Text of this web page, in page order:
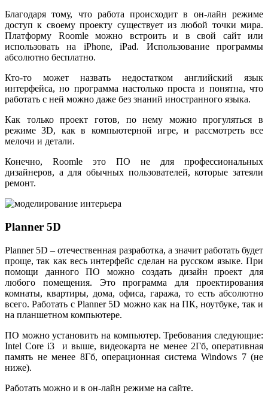
Благодаря тому, что работа происходит в он-лайн режиме
доступ к своему проекту существует из любой точки мира.
Платформу Roomle можно встроить и в свой сайт или
использовать на iPhone, iPad. Использование программы
абсолютно бесплатно.
Кто-то может назвать недостатком английский язык
интерфейса, но программа настолько проста и понятна, что
работать с ней можно даже без знаний иностранного языка.
Как только проект готов, по нему можно прогуляться в
режиме 3D, как в компьютерной игре, и рассмотреть все
мелочи и детали.
Конечно, Roomle это ПО не для профессиональных
дизайнеров, а для обычных пользователей, которые затеяли
ремонт.
Planner 5D
Planner 5D – отечественная разработка, а значит работать будет
проще, так как весь интерфейс сделан на русском языке. При
помощи данного ПО можно создать дизайн проект для
любого помещения. Это программа для проектирования
комнаты, квартиры, дома, офиса, гаража, то есть абсолютно
всего. Работать с Planner 5D можно как на ПК, ноутбуке, так и
на планшетном компьютере.
ПО можно установить на компьютер. Требования следующие:
Intel Core i3 и выше, видеокарта не менее 2Гб, оперативная
память не менее 8Гб, операционная система Windows 7 (не
ниже).
Работать можно и в он-лайн режиме на сайте.